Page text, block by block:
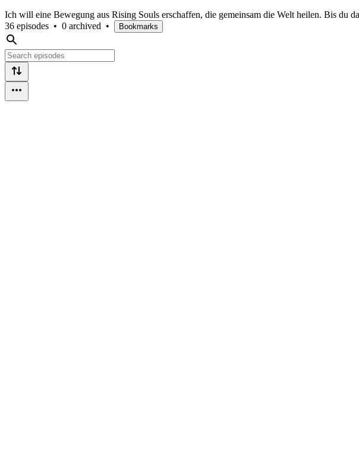
Ich will eine Bewegung aus Rising Souls erschaffen, die gemeinsam die Welt heilen. Bis du
36 episodes • 0 archived • Bookmarks